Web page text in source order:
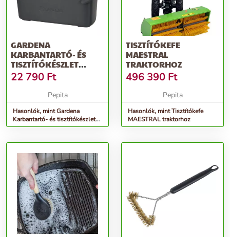
GARDENA
KARBANTARTÓ- ÉS
TISZTÍTÓKÉSZLET
ROBOTFŰNYÍRÓHOZ
22 790 Ft
Pepita
Hasonlók, mint Gardena
Karbantartó- és tisztítókészlet
robotfűnyíróhoz
TISZTÍTÓKEFE
MAESTRAL
TRAKTORHOZ
496 390 Ft
Pepita
Hasonlók, mint Tisztítókefe
MAESTRAL traktorhoz